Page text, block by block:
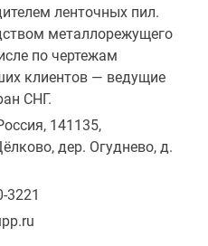
ленточных пил.
металлорежущего
по чертежам
клиентов — ведущие
СНГ.
141135,
дер. Огуднево, д.
3221